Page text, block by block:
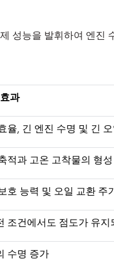
성능을 발휘하여 엔진
효과
율, 긴 엔진 수명 및 긴
적과 고온 고착물의 형
호 능력 및 오일 교환 주
조건에서도 점도가 유
수명 증가